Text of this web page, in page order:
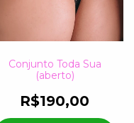
Conjunto Toda Sua
(aberto)
R$190,00